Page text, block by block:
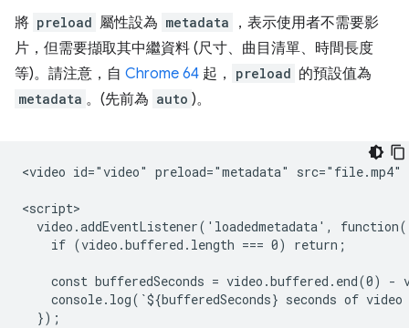
將 preload 屬性設為 metadata
，表示使用者不需要影
片，但需要擷取其中繼資料 (尺寸、曲目清單、時間長度
等)。請注意，自 Chrome 64 起， preload 的預設值為
metadata 。(先前為 auto )。
<video id="video" preload="metadata" src="file.mp4"
<script>
video.addEventListener('loadedmetadata',
    if (video.buffered.length === 0) return;
const bufferedSeconds = video.buffered.end(0) -
console.log(`${bufferedSeconds} seconds of
  });